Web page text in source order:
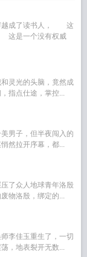
越成了读书人， 这
这是一个没有权威
灵光的头脑，竟然成
指点仕途，掌控...
男子，但半夜闯入的
然拉开序幕，都...
了众人地球青年洛殷
物洛殷，绑定的...
李佳玉重生了，一切
，地表裂开无数...